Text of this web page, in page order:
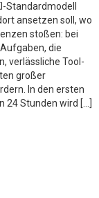
Standardmodell
ansetzen soll, wo
stoßen: bei
die
verlässliche Tool-
großer
In den ersten
24 Stunden wird […]